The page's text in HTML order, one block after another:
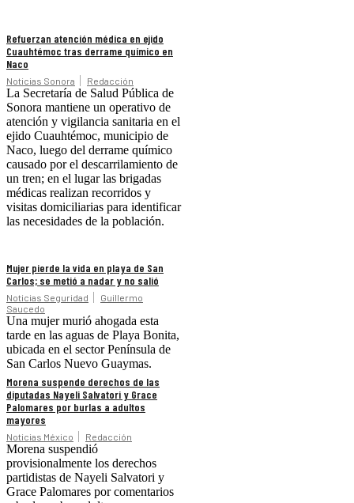
Refuerzan atención médica en ejido
Cuauhtémoc tras derrame químico en
Naco
Noticias Sonora Redacción
La Secretaría de Salud Pública de
Sonora mantiene un operativo de
atención y vigilancia sanitaria en el
ejido Cuauhtémoc, municipio de
Naco, luego del derrame químico
causado por el descarrilamiento de
un tren; en el lugar las brigadas
médicas realizan recorridos y
visitas domiciliarias para identificar
las necesidades de la población.
Mujer pierde la vida en playa de San
Carlos; se metió a nadar y no salió
Noticias Seguridad
Guillermo
Saucedo
Una mujer murió ahogada esta
tarde en las aguas de Playa Bonita,
ubicada en el sector Península de
San Carlos Nuevo Guaymas.
Morena suspende derechos de las
diputadas Nayeli Salvatori y Grace
Palomares por burlas a adultos
mayores
Noticias México Redacción
Morena suspendió
provisionalmente los derechos
partidistas de Nayeli Salvatori y
Grace Palomares por comentarios